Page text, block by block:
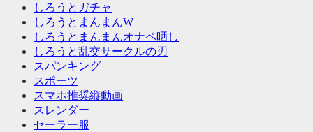
しろうとガチャ
しろうとまんまんW
しろうとまんまんオナペ晒し
しろうと乱交サークルの刃
スパンキング
スポーツ
スマホ推奨縦動画
スレンダー
セーラー服